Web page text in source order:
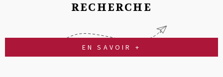
RECHERCHE
EN SAVOIR +